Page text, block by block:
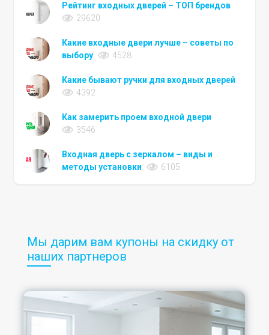
Рейтинг входных дверей – ТОП брендов
29620
Какие входные двери лучше – советы по
выбору
4528
Какие бывают ручки для входных дверей
4392
Как замерить проем входной двери
3546
Входная дверь с зеркалом – виды и
методы установки
6105
Мы дарим вам купоны на скидку от
наших партнеров